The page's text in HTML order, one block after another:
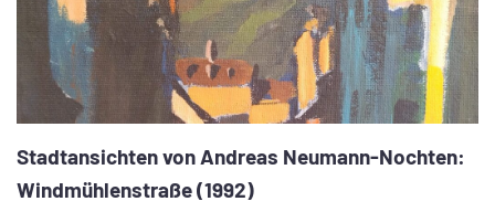
Stadtansichten von Andreas Neumann-Nochten:
Windmühlenstraße (1992)